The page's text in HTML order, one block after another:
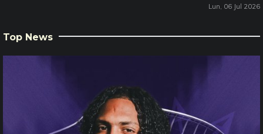
Lun, 06 Jul 2026
Top News